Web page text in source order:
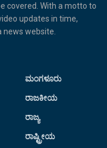
covered. With a motto to
updates in time,
news website.
ಮಂಗಳೂರು
ರಾಜಕೀಯ
ರಾಜ್ಯ
ರಾಷ್ಟ್ರೀಯ